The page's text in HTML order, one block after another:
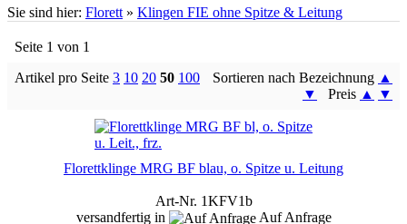
Sie sind hier: Florett » Klingen FIE ohne Spitze & Leitung
Seite 1 von 1
Artikel pro Seite 3 10 20 50 100 Sortieren nach Bezeichnung ▲
▼
Preis ▲ ▼
Florettklinge MRG BF blau, o. Spitze u. Leitung
Art-Nr. 1KFV1b
versandfertig in
Auf Anfrage